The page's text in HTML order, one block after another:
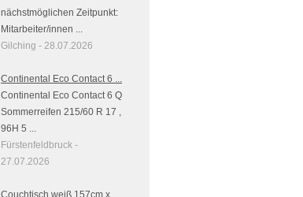
nächstmöglichen Zeitpunkt:
Mitarbeiter/innen ...
Gilching - 28.07.2026
Continental Eco Contact 6 ...
Continental Eco Contact 6 Q
Sommerreifen 215/60 R 17 ,
96H 5 ...
Fürstenfeldbruck -
27.07.2026
Couchtisch weiß 157cm x ...